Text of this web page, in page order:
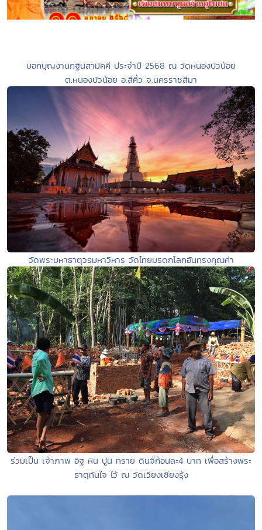
บอกบุญงานกฐินสามัคคี ประจำปี 2568 ณ วัดหนองบัวน้อย
ต.หนองบัวน้อย อ.สีคิ้ว จ.นครราชสีมา
วัดพระมหาธาตุวรมหาวิหาร วัดไทยมรดกโลกอันทรงคุณค่า
ร่วมเป็น เจ้าภาพ อิฐ หิน ปูน ทราย ดินจี่ก้อนละ4 บาท เพื่อสร้างพระ
ธาตุทันใจ ไว้ ณ วัดเวียงเชียงรุ้ง